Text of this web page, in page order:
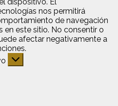
dispositivo. El
nos permitirá
de navegación
en este sitio. No consentir o
afectar negativamente a